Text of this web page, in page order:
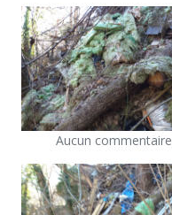
Aucun commentaire